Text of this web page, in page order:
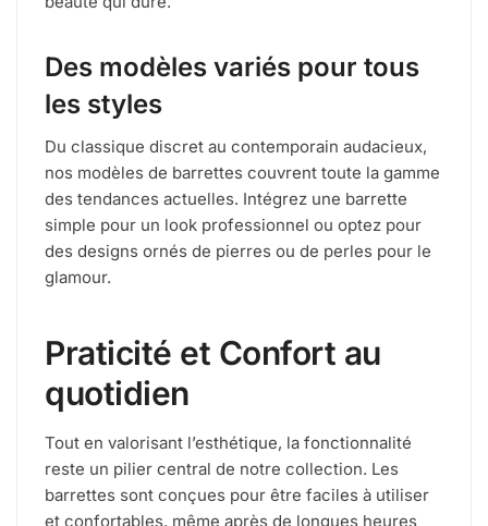
Des modèles variés pour tous
les styles
Du classique discret au contemporain audacieux,
nos modèles de barrettes couvrent toute la gamme
des tendances actuelles. Intégrez une barrette
simple pour un look professionnel ou optez pour
des designs ornés de pierres ou de perles pour le
glamour.
Praticité et Confort au
quotidien
Tout en valorisant l’esthétique, la fonctionnalité
reste un pilier central de notre collection. Les
barrettes sont conçues pour être faciles à utiliser
et confortables, même après de longues heures